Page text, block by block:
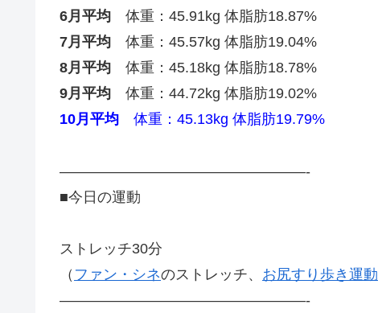
6月平均 体重：45.91kg 体脂肪18.87%
7月平均 体重：45.57kg 体脂肪19.04%
8月平均 体重：45.18kg 体脂肪18.78%
9月平均 体重：44.72kg 体脂肪19.02%
10月平均 体重：45.13kg 体脂肪19.79%
—————————————————-
■今日の運動
ストレッチ30分
（ ファン・シネのストレッチ、 お尻すり歩き運動
—————————————————-